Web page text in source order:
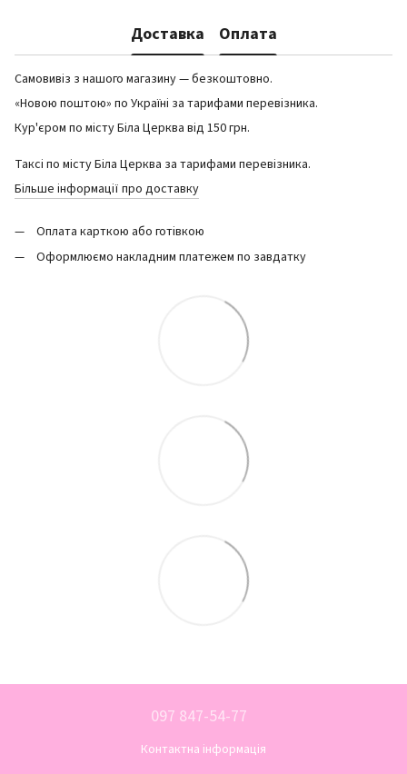
Доставка Оплата
Самовивіз з нашого магазину — безкоштовно.
«Новою поштою» по Україні за тарифами перевізника.
Кур'єром по місту Біла Церква від 150 грн.
Таксі по місту Біла Церква за тарифами перевізника.
Більше інформації про доставку
Оплата карткою або готівкою
Оформлюємо накладним платежем по завдатку
097 847-54-77
Контактна інформація